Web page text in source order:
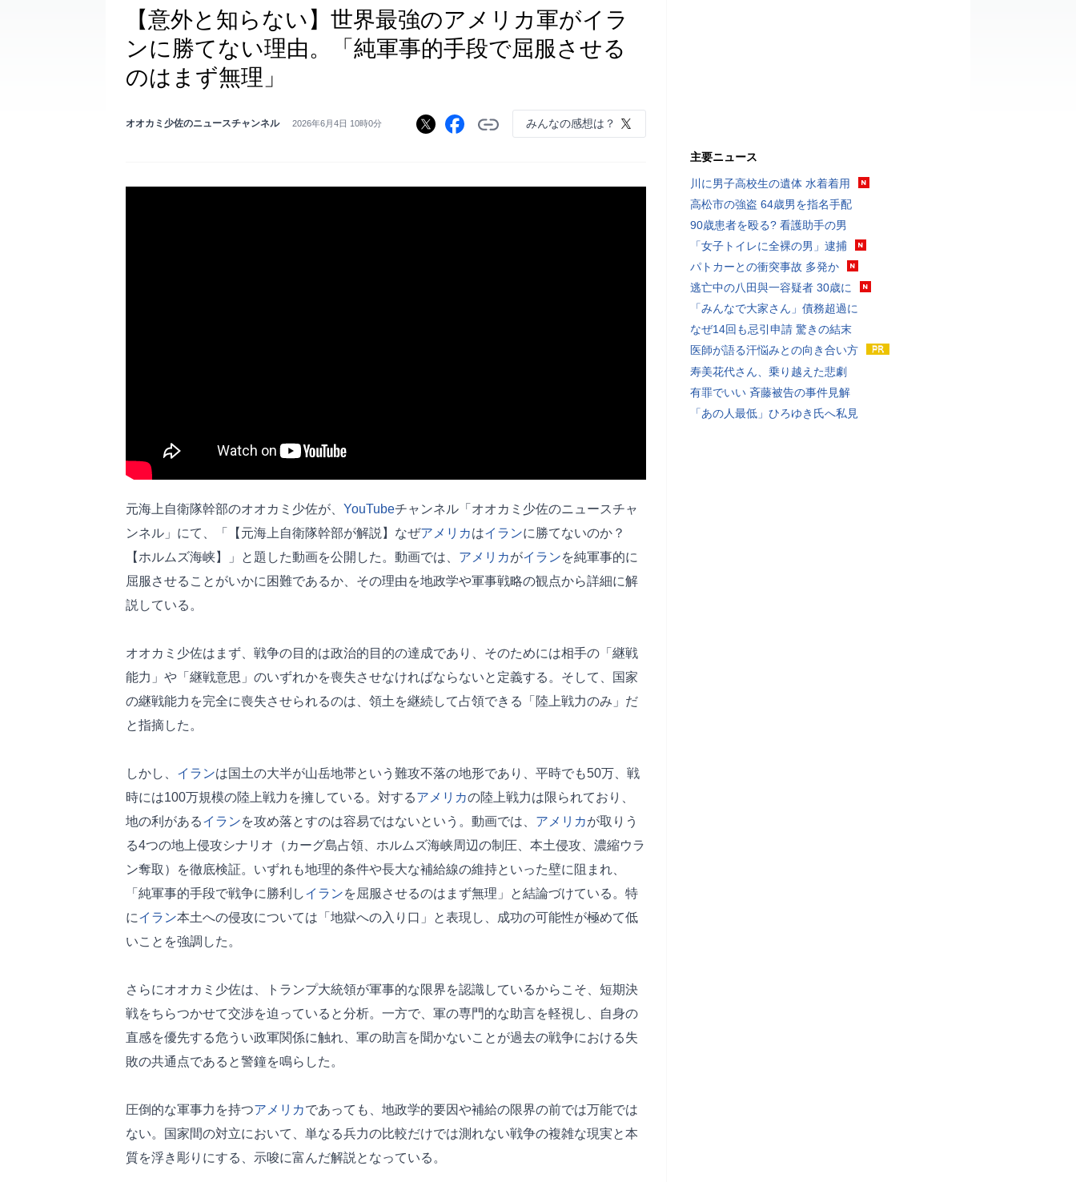
【意外と知らない】世界最強のアメリカ軍がイラ
ンに勝てない理由。「純軍事的手段で屈服させる
のはまず無理」
オオカミ少佐のニュースチャンネル 2026年6月4日 10時0分 みんなの感想は？
元海上自衛隊幹部のオオカミ少佐が、 YouTubeチャンネル「オオカミ少佐のニュースチャ
ンネル」にて、「【元海上自衛隊幹部が解説】なぜアメリカはイランに勝てないのか？
【ホルムズ海峡】」と題した動画を公開した。動画では、 アメリカがイランを純軍事的に
屈服させることがいかに困難であるか、その理由を地政学や軍事戦略の観点から詳細に解
説している。
オオカミ少佐はまず、戦争の目的は政治的目的の達成であり、そのためには相手の「継戦
能力」や「継戦意思」のいずれかを喪失させなければならないと定義する。そして、国家
の継戦能力を完全に喪失させられるのは、領土を継続して占領できる「陸上戦力のみ」だ
と指摘した。
しかし、 イランは国土の大半が山岳地帯という難攻不落の地形であり、平時でも50万、戦
時には100万規模の陸上戦力を擁している。対するアメリカの陸上戦力は限られており、
地の利があるイランを攻め落とすのは容易ではないという。動画では、 アメリカが取りう
る4つの地上侵攻シナリオ（カーグ島占領、ホルムズ海峡周辺の制圧、本土侵攻、濃縮ウラ
ン奪取）を徹底検証。いずれも地理的条件や長大な補給線の維持といった壁に阻まれ、
「純軍事的手段で戦争に勝利しイランを屈服させるのはまず無理」と結論づけている。特
にイラン本土への侵攻については「地獄への入り口」と表現し、成功の可能性が極めて低
いことを強調した。
さらにオオカミ少佐は、トランプ大統領が軍事的な限界を認識しているからこそ、短期決
戦をちらつかせて交渉を迫っていると分析。一方で、軍の専門的な助言を軽視し、自身の
直感を優先する危うい政軍関係に触れ、軍の助言を聞かないことが過去の戦争における失
敗の共通点であると警鐘を鳴らした。
圧倒的な軍事力を持つアメリカであっても、地政学的要因や補給の限界の前では万能では
ない。国家間の対立において、単なる兵力の比較だけでは測れない戦争の複雑な現実と本
質を浮き彫りにする、示唆に富んだ解説となっている。
主要ニュース
川に男子高校生の遺体 水着着用
高松市の強盗 64歳男を指名手配
90歳患者を殴る? 看護助手の男
「女子トイレに全裸の男」逮捕
パトカーとの衝突事故 多発か
逃亡中の八田與一容疑者 30歳に
「みんなで大家さん」債務超過に
なぜ14回も忌引申請 驚きの結末
医師が語る汗悩みとの向き合い方
寿美花代さん、乗り越えた悲劇
有罪でいい 斉藤被告の事件見解
「あの人最低」ひろゆき氏へ私見